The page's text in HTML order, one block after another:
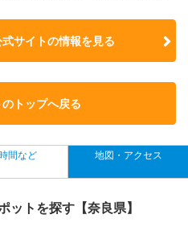
サイトの情報を見る
トップへ戻る
間など 地図・アクセス
ットを探す【奈良県】